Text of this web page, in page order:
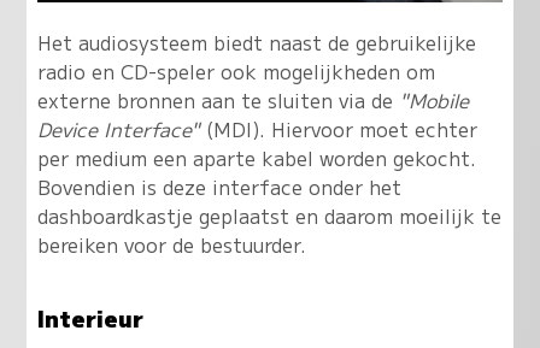
Het audiosysteem biedt naast de gebruikelijke
radio en CD-speler ook mogelijkheden om
externe bronnen aan te sluiten via de "Mobile
Device Interface"(MDI). Hiervoor moet echter
per medium een aparte kabel worden gekocht.
Bovendien is deze interface onder het
dashboardkastje geplaatst en daarom moeilijk te
bereiken voor de bestuurder.
Interieur